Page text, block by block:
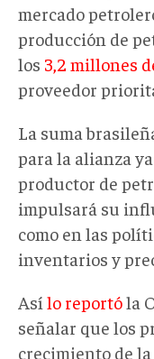
mercado
producción de
los 3,2 millones
proveedor
La suma
para la alianza
productor de
impulsará su
como en las
inventarios y
Así lo reportóla
señalar que los
crecimiento de